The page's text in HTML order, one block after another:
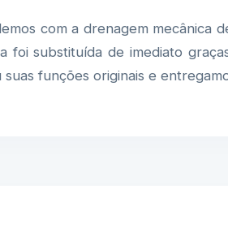
com a drenagem mecânica
foi substituída de imediato
funções originais e